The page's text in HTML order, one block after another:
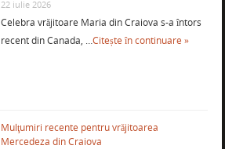
22 iulie 2026
Celebra vrăjitoare Maria din Craiova s-a întors
recent din Canada, …Citește în continuare »
Mulţumiri recente pentru vrăjitoarea
Mercedeza din Craiova